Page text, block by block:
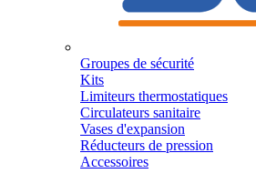
Groupes de sécurité
Kits
Limiteurs thermostatiques
Circulateurs sanitaire
Vases d'expansion
Réducteurs de pression
Accessoires